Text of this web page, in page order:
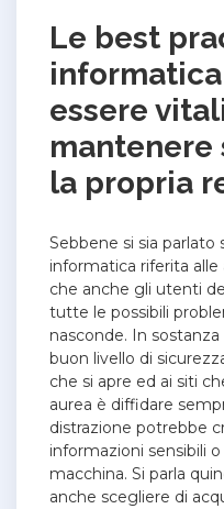
Le best
essere
la propria
Sebbene si sia
informatica riferita
che anche gli utenti
tutte le possibili
nasconde. In
buon livello di
che si apre ed ai siti
aurea è diffidare
distrazione potrebbe
informazioni sensibili
macchina. Si parla
anche scegliere di